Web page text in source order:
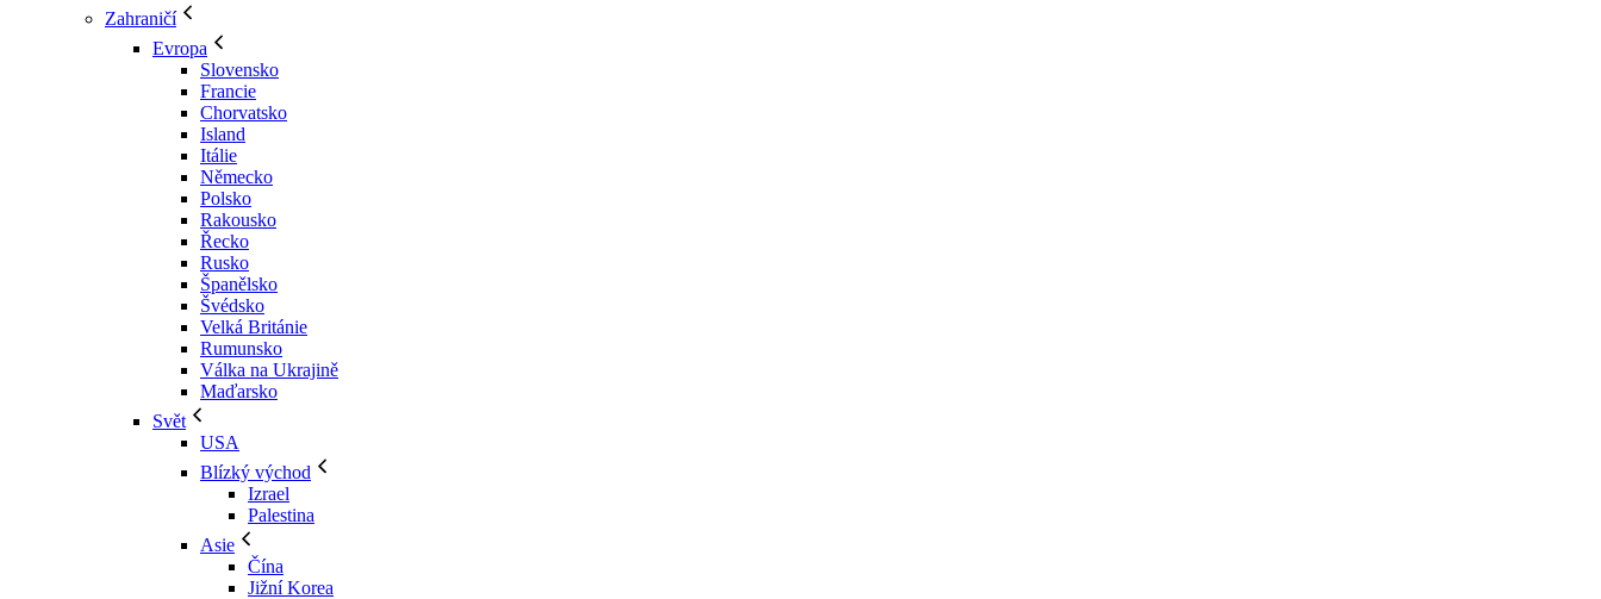
Zahraničí
Evropa
Slovensko
Francie
Chorvatsko
Island
Itálie
Německo
Polsko
Rakousko
Řecko
Rusko
Španělsko
Švédsko
Velká Británie
Rumunsko
Válka na Ukrajině
Maďarsko
Svět
USA
Blízký východ
Izrael
Palestina
Asie
Čína
Jižní Korea